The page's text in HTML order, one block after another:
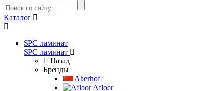
Каталог
SPC ламинат
SPC ламинат
Назад
Бренды
Aberhof
Afloor